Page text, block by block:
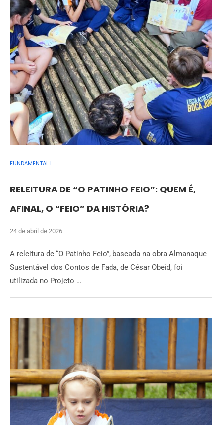
FUNDAMENTAL I
RELEITURA DE “O PATINHO FEIO”: QUEM É,
AFINAL, O “FEIO” DA HISTÓRIA?
24 de abril de 2026
A releitura de “O Patinho Feio”, baseada na obra Almanaque
Sustentável dos Contos de Fada, de César Obeid, foi
utilizada no Projeto …